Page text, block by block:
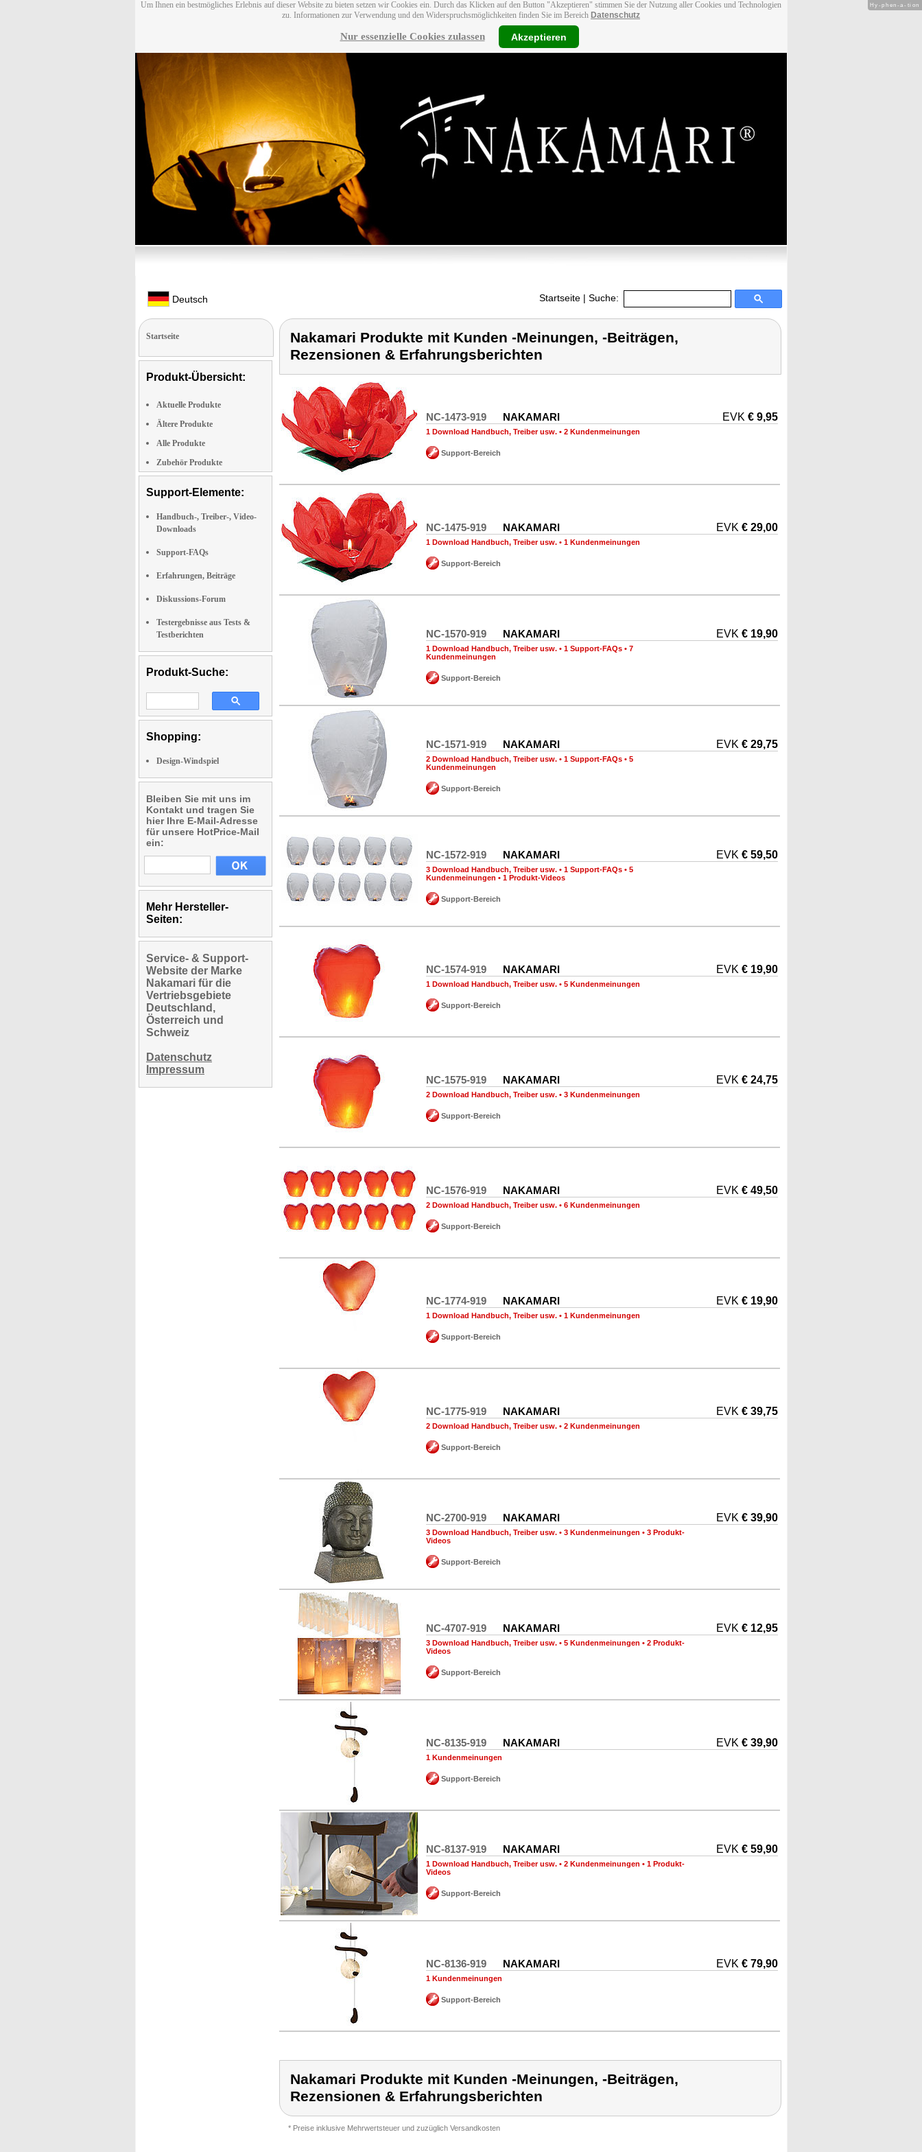
Um Ihnen ein bestmögliches Erlebnis auf dieser Website zu bieten setzen wir Cookies ein. Durch das Klicken auf den Button "Akzeptieren" stimmen Sie der Nutzung aller Cookies und Technologien
zu. Informationen zur Verwendung und den Widerspruchsmöglichkeiten finden Sie im Bereich Datenschutz
Nur essenzielle Cookies zulassen Akzeptieren
Deutsch Startseite | Suche:
Startseite
Produkt-Übersicht:
Aktuelle Produkte
Ältere Produkte
Alle Produkte
Zubehör Produkte
Support-Elemente:
Handbuch-, Treiber-, Video-
Downloads
Support-FAQs
Erfahrungen, Beiträge
Diskussions-Forum
Testergebnisse aus Tests &
Testberichten
Produkt-Suche:
Shopping:
Design-Windspiel
Bleiben Sie mit uns im
Kontakt und tragen Sie
hier Ihre E-Mail-Adresse
für unsere HotPrice-Mail
ein:
Mehr Hersteller-
Seiten:
Service- & Support-
Website der Marke
Nakamari für die
Vertriebsgebiete
Deutschland,
Österreich und
Schweiz
Datenschutz
Impressum
Nakamari Produkte mit Kunden -Meinungen, -Beiträgen,
Rezensionen & Erfahrungsberichten
NC-1473-919 NAKAMARI EVK € 9,95
1 Download Handbuch, Treiber usw. • 2 Kundenmeinungen
Support-Bereich
NC-1475-919 NAKAMARI EVK € 29,00
1 Download Handbuch, Treiber usw. • 1 Kundenmeinungen
Support-Bereich
NC-1570-919 NAKAMARI EVK € 19,90
1 Download Handbuch, Treiber usw. • 1 Support-FAQs • 7
Kundenmeinungen
Support-Bereich
NC-1571-919 NAKAMARI EVK € 29,75
2 Download Handbuch, Treiber usw. • 1 Support-FAQs • 5
Kundenmeinungen
Support-Bereich
NC-1572-919 NAKAMARI EVK € 59,50
3 Download Handbuch, Treiber usw. • 1 Support-FAQs • 5
Kundenmeinungen • 1 Produkt-Videos
Support-Bereich
NC-1574-919 NAKAMARI EVK € 19,90
1 Download Handbuch, Treiber usw. • 5 Kundenmeinungen
Support-Bereich
NC-1575-919 NAKAMARI EVK € 24,75
2 Download Handbuch, Treiber usw. • 3 Kundenmeinungen
Support-Bereich
NC-1576-919 NAKAMARI EVK € 49,50
2 Download Handbuch, Treiber usw. • 6 Kundenmeinungen
Support-Bereich
NC-1774-919 NAKAMARI EVK € 19,90
1 Download Handbuch, Treiber usw. • 1 Kundenmeinungen
Support-Bereich
NC-1775-919 NAKAMARI EVK € 39,75
2 Download Handbuch, Treiber usw. • 2 Kundenmeinungen
Support-Bereich
NC-2700-919 NAKAMARI EVK € 39,90
3 Download Handbuch, Treiber usw. • 3 Kundenmeinungen • 3 Produkt-
Videos
Support-Bereich
NC-4707-919 NAKAMARI EVK € 12,95
3 Download Handbuch, Treiber usw. • 5 Kundenmeinungen • 2 Produkt-
Videos
Support-Bereich
NC-8135-919 NAKAMARI EVK € 39,90
1 Kundenmeinungen
Support-Bereich
NC-8137-919 NAKAMARI EVK € 59,90
1 Download Handbuch, Treiber usw. • 2 Kundenmeinungen • 1 Produkt-
Videos
Support-Bereich
NC-8136-919 NAKAMARI EVK € 79,90
1 Kundenmeinungen
Support-Bereich
Nakamari Produkte mit Kunden -Meinungen, -Beiträgen,
Rezensionen & Erfahrungsberichten
* Preise inklusive Mehrwertsteuer und zuzüglich Versandkosten
Hy-phen-a-tion